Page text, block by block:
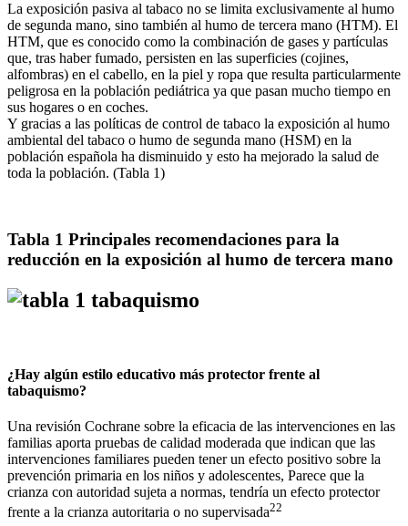
La exposición pasiva al tabaco no se limita exclusivamente al humo
de segunda mano, sino también al humo de tercera mano (HTM). El
HTM, que es conocido como la combinación de gases y partículas
que, tras haber fumado, persisten en las superficies (cojines,
alfombras) en el cabello, en la piel y ropa que resulta particularmente
peligrosa en la población pediátrica ya que pasan mucho tiempo en
sus hogares o en coches.
Y gracias a las políticas de control de tabaco la exposición al humo
ambiental del tabaco o humo de segunda mano (HSM) en la
población española ha disminuido y esto ha mejorado la salud de
toda la población. (Tabla 1)
Tabla 1 Principales recomendaciones para la
reducción en la exposición al humo de tercera mano
¿Hay algún estilo educativo más protector frente al
tabaquismo?
Una revisión Cochrane sobre la eficacia de las intervenciones en las
familias aporta pruebas de calidad moderada que indican que las
intervenciones familiares pueden tener un efecto positivo sobre la
prevención primaria en los niños y adolescentes, Parece que la
crianza con autoridad sujeta a normas, tendría un efecto protector
frente a la crianza autoritaria o no supervisada22